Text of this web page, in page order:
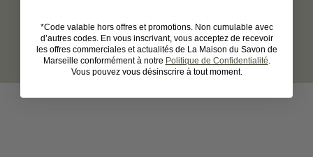
superflus. Son emballage écoresponsable et sa fabrication locale
en Provence participent à une démarche plus durable, valorisant
les circuits courts et le savoir-faire artisanal.
*Code valable hors offres et promotions. Non cumulable avec
d’autres codes. En vous inscrivant, vous acceptez de recevoir
les offres commerciales et actualités de La Maison du Savon de
Marseille conformément à notre Politique de Confidentialité.
Vous pouvez vous désinscrire à tout moment.